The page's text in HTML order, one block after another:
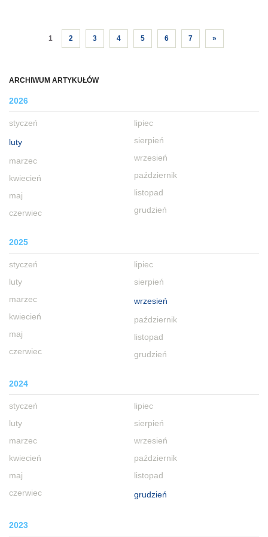
ARCHIWUM ARTYKUŁÓW
2026
styczeń
luty
marzec
kwiecień
maj
czerwiec
lipiec
sierpień
wrzesień
październik
listopad
grudzień
2025
styczeń
luty
marzec
kwiecień
maj
czerwiec
lipiec
sierpień
wrzesień
październik
listopad
grudzień
2024
styczeń
luty
marzec
kwiecień
maj
czerwiec
lipiec
sierpień
wrzesień
październik
listopad
grudzień
2023
1 2 3 4 5 6 7 »